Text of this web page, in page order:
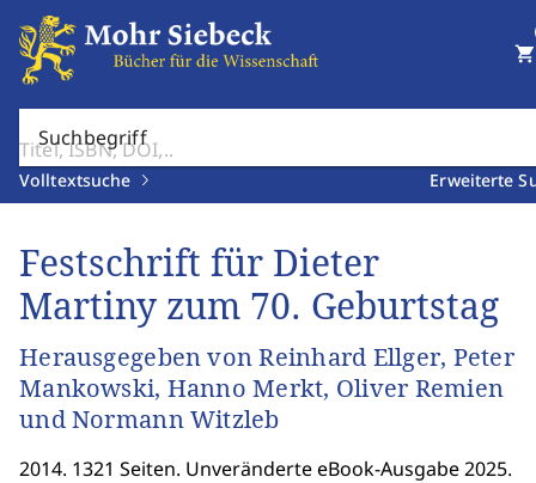
Suchbegriff
Volltextsuche Erweiterte
shopping_cart
Festschrift für Dieter
Martiny zum 70. Geburtstag
Herausgegeben von Reinhard Ellger, Peter
Mankowski, Hanno Merkt, Oliver Remien
und Normann Witzleb
2014. 1321 Seiten. Unveränderte eBook-Ausgabe 2025.